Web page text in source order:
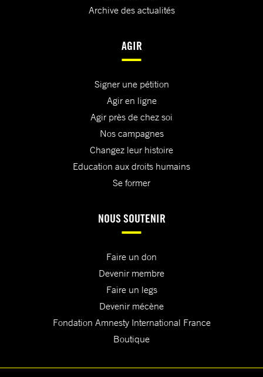
Archive des actualités
AGIR
Signer une pétition
Agir en ligne
Agir près de chez soi
Nos campagnes
Changez leur histoire
Education aux droits humains
Se former
NOUS SOUTENIR
Faire un don
Devenir membre
Faire un legs
Devenir mécène
Fondation Amnesty International France
Boutique